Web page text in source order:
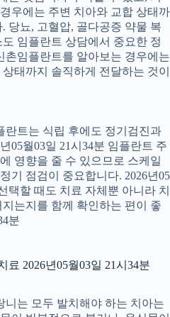
우에는 주변 치아와 교합 상태까
당뇨, 고혈압, 골다공증 약물 복
임플란트 상담에서 중요한 정
촌임플란트를 알아보는 경우에는
태까지 솔직하게 전달하는 것이
란트는 식립 후에도 정기검진과
05월03일 21시34분 임플란트 주
영향을 줄 수 있으므로 스케일
기 점검이 중요합니다. 2026년05
택할 때도 치료 자체뿐 아니라 치
는지를 함께 확인하는 편이 좋
분
2026년05월03일 21시34분
니는 모두 발치해야 하는 치아는